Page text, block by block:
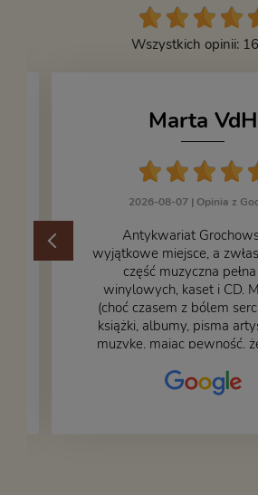
Wszystkich opinii:
Marta VdH
2026-08-07 | Opinia z
​Antykwariat
wyjątkowe miejsce, a
część muzyczna
winylowych, kaset i CD.
(choć czasem z bólem
książki, albumy, pisma
muzykę, mając pewność,
– nasze książki w
przepakowywania. Część